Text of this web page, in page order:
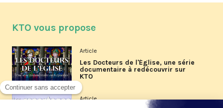
KTO vous propose
Article
Les Docteurs de l'Église, une série
documentaire à redécouvrir sur
KTO
Article